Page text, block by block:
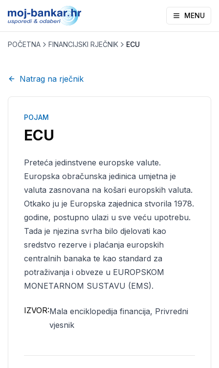
MENU
POČETNA FINANCIJSKI RJEČNIK ECU
Natrag na rječnik
POJAM
ECU
Preteća jedinstvene europske valute.
Europska obračunska jedinica umjetna je
valuta zasnovana na košari europskih valuta.
Otkako ju je Europska zajednica stvorila 1978.
godine, postupno ulazi u sve veću upotrebu.
Tada je njezina svrha bilo djelovati kao
sredstvo rezerve i plaćanja europskih
centralnih banaka te kao standard za
potraživanja i obveze u EUROPSKOM
MONETARNOM SUSTAVU (EMS).
IZVOR:Mala enciklopedija financija, Privredni
vjesnik